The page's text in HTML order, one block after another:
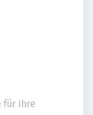
für Ihre